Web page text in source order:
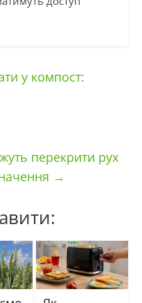
у компост:
перекрити рух
→